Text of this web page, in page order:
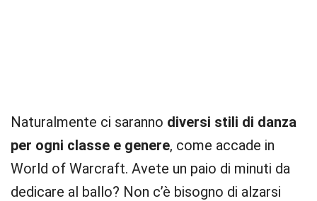
Naturalmente ci saranno diversi stili di danza
per ogni classe e genere, come accade in
World of Warcraft. Avete un paio di minuti da
dedicare al ballo? Non c’è bisogno di alzarsi